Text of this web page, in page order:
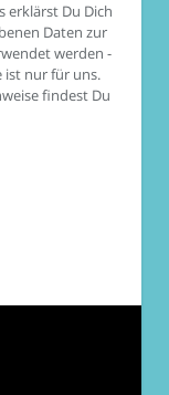
erklärst Du Dich
Daten zur
werden -
ist nur für uns.
findest Du